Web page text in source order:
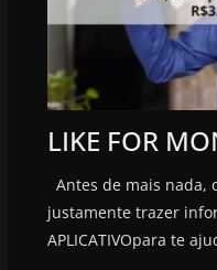
LIKE FOR
Antes de mais nada,
justamente trazer
APLICATIVOpara te